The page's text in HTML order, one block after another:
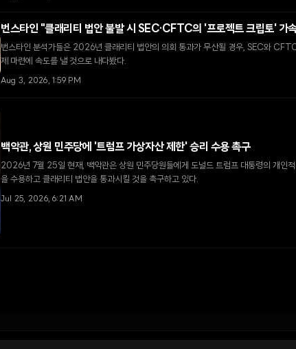
번스타인 "클래리티 법안 불발 시 SEC·CFTC의 '프로젝트 크립토' 가
번스타인 분석가들은 2026년 클래리티 법안의 의회 통과가 무산될 경우, SEC와
제 마련에 속도를 낼 것으로 내다봤다.
Aug 3, 2026, 1:59 PM
백악관, 상원 민주당에 '트럼프 가상자산 제한' 승리 수용 촉구
2026년 7월 25일 현재, 백악관은 상원 민주당원들에게 도널드 트럼프 대통령의 개인
을 수용하고 클래리티 법안을 통과시킬 것을 촉구하고 있다.
Jul 25, 2026, 6:21 AM